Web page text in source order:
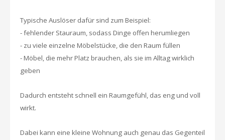
Typische Auslöser dafür sind zum Beispiel:
- fehlender Stauraum, sodass Dinge offen herumliegen
- zu viele einzelne Möbelstücke, die den Raum füllen
- Möbel, die mehr Platz brauchen, als sie im Alltag wirklich
geben
Dadurch entsteht schnell ein Raumgefühl, das eng und voll
wirkt.
Dabei kann eine kleine Wohnung auch genau das Gegenteil